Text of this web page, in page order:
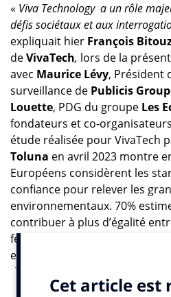
« Viva Technology a un rôle
défis sociétaux et aux
expliquait hier François
deVivaTech, lors de la
avec Maurice Lévy, Président
surveillance de Publicis
Louette, PDG du groupe Les
fondateurs et co-
étude réalisée pour VivaTech
Toluna en avril 2023 montre
Européens considèrent les
confiance pour relever les
environnementaux. 70%
contribuer à plus d’égalité
femmes et ainsi inventer une
enfin 66% des Européens
d’impact négatif sur la
révolutions digitales restent